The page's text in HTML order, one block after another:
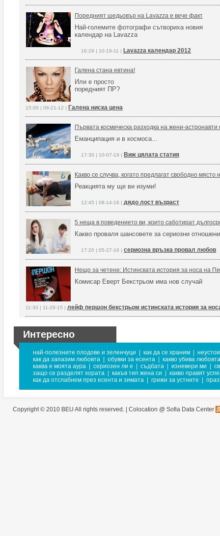
Поредният шедьовър на Lavazza е вече факт
Най-големите фотографи сътвориха новия
календар на Lavazza
16:29 | 10-19-11 | Lavazza календар 2012
Галена стана евтина!
Или е просто
поредният ПР?
15:00 | 06-21-12 | Галена ниска цена
Първата космическа разходка на жени-астронавти
Еманципация и в космоса...
17:30 | 10-07-19 | Виж цялата статия
Какво се случва, когато предлагат свободно място
Реакцията му ще ви изуми!
12:45 | 08-14-16 | дядо лост възраст
5 неща в поведението ви, които саботират
Какво проваля шансовете за сериозни
17:20 | 05-27-16 | сериозна връзка провал любов
Нещо за четене: Истинската история за носа на
Комисар Еверт Бекстрьом има нов случай
11:30 | 11-29-15 | лейф першон бекстрьом истинската история за
Интересно
най-полезните плодове и зеленчуци как да се храним
как да запазим любовта
обувки за есента
какво убива любовта
каква е моята аура
сериозен ли е съдбата изневери ми
защо се разделят хората
какъв тип жена си
какво правят
как да отслабнем през есента и зимата
грижи за устните
Copyright © 2010 BEU All rights reserved. | Colocation @ Sofia Data Center